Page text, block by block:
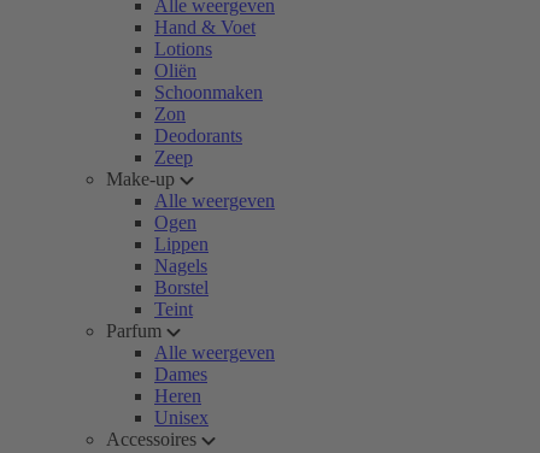
Alle weergeven
Hand & Voet
Lotions
Oliën
Schoonmaken
Zon
Deodorants
Zeep
Make-up
Alle weergeven
Ogen
Lippen
Nagels
Borstel
Teint
Parfum
Alle weergeven
Dames
Heren
Unisex
Accessoires